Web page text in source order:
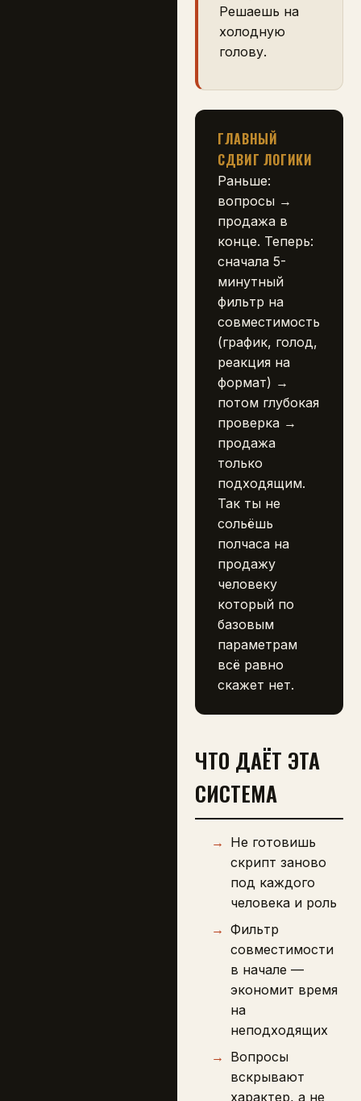
Решаешь на
холодную
голову.
ГЛАВНЫЙ
СДВИГ ЛОГИКИ
Раньше:
вопросы →
продажа в
конце. Теперь:
сначала 5-
минутный
фильтр на
совместимость
(график, голод,
реакция на
формат) →
потом глубокая
проверка →
продажа
только
подходящим.
Так ты не
сольёшь
полчаса на
продажу
человеку
который по
базовым
параметрам
всё равно
скажет нет.
ЧТО ДАЁТ ЭТА
СИСТЕМА
Не готовишь
скрипт заново
под каждого
человека и роль
Фильтр
совместимости
в начале —
экономит время
на
неподходящих
Вопросы
вскрывают
характер, а не